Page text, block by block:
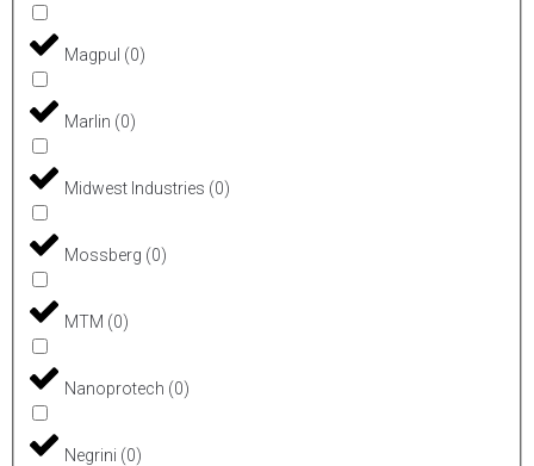
Magpul (0)
Marlin (0)
Midwest Industries (0)
Mossberg (0)
MTM (0)
Nanoprotech (0)
Negrini (0)